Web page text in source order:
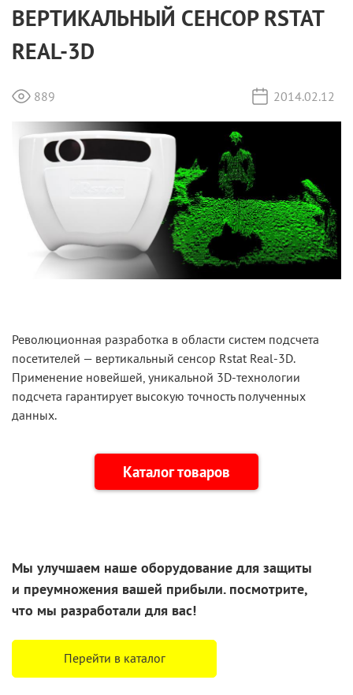
ВЕРТИКАЛЬНЫЙ СЕНСОР RSTAT
REAL-3D
889 2014.02.12
Революционная разработка в области систем подсчета
посетителей — вертикальный сенсор Rstat Real-3D.
Применение новейшей, уникальной 3D-технологии
подсчета гарантирует высокую точность полученных
данных.
Каталог товаров
Мы улучшаем наше оборудование для защиты
и преумножения вашей прибыли. посмотрите,
что мы разработали для вас!
Перейти в каталог